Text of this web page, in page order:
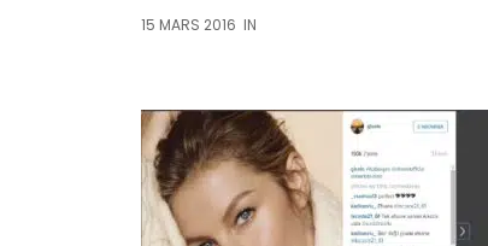
15 MARS 2016 IN